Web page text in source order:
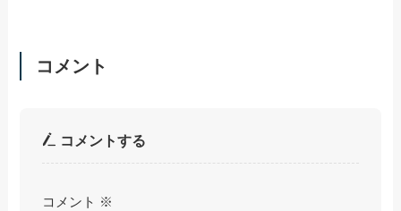
コメント
コメントする
コメント ※